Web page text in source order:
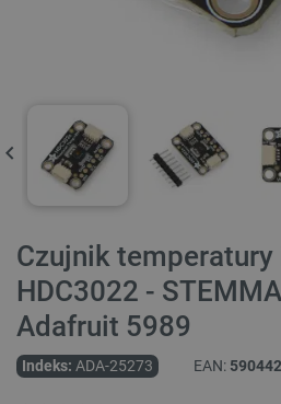
Czujnik
HDC3022 -
Adafruit 5989
Indeks: ADA-25273 EAN: